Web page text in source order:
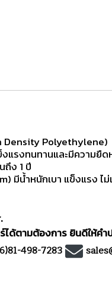
Density Polyethylene)
แรงทนทานและมีความยื
ง 1 ปี
มีน้ำหนักเบา แข็งแรง ไ
ด้ตามต้องการ ยินดีให้ค
498-7283